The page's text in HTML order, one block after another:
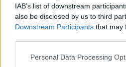
IAB’s list of downstream
also be disclosed by us to third
Downstream Participants that may
Personal Data Processing